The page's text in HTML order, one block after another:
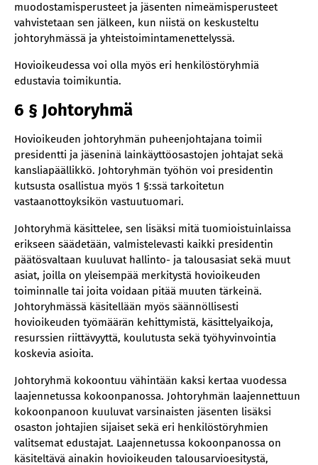
58 § Voimaantulo
Muutokset:
muodostamisperusteet ja jäsenten nimeämisperusteet
vahvistetaan sen jälkeen, kun niistä on keskusteltu
johtoryhmässä ja yhteistoimintamenettelyssä.
Hovioikeudessa voi olla myös eri henkilöstöryhmiä
edustavia toimikuntia.
6 § Johtoryhmä
Hovioikeuden johtoryhmän puheenjohtajana toimii
presidentti ja jäseninä lainkäyttöosastojen johtajat sekä
kansliapäällikkö. Johtoryhmän työhön voi presidentin
kutsusta osallistua myös 1 §:ssä tarkoitetun
vastaanottoyksikön vastuutuomari.
Johtoryhmä käsittelee, sen lisäksi mitä tuomioistuinlaissa
erikseen säädetään, valmistelevasti kaikki presidentin
päätösvaltaan kuuluvat hallinto- ja talousasiat sekä muut
asiat, joilla on yleisempää merkitystä hovioikeuden
toiminnalle tai joita voidaan pitää muuten tärkeinä.
Johtoryhmässä käsitellään myös säännöllisesti
hovioikeuden työmäärän kehittymistä, käsittelyaikoja,
resurssien riittävyyttä, koulutusta sekä työhyvinvointia
koskevia asioita.
Johtoryhmä kokoontuu vähintään kaksi kertaa vuodessa
laajennetussa kokoonpanossa. Johtoryhmän laajennettuun
kokoonpanoon kuuluvat varsinaisten jäsenten lisäksi
osaston johtajien sijaiset sekä eri henkilöstöryhmien
valitsemat edustajat. Laajennetussa kokoonpanossa on
käsiteltävä ainakin hovioikeuden talousarvioesitystä,